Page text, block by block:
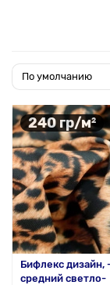
240 гр/м²
Бифлекс дизайн,
средний светло-